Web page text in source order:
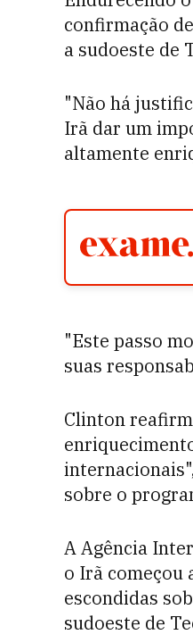
confirmação
a sudoeste de
"Não há
Irã dar um
altamente
"Este passo
suas
Clinton
sobre o
A Agência
o Irã começou
escondidas
sudoeste de